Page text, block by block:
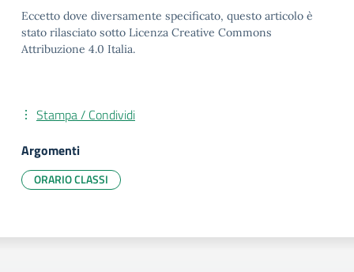
Eccetto dove diversamente specificato, questo articolo è
stato rilasciato sotto Licenza Creative Commons
Attribuzione 4.0 Italia.
Stampa / Condividi
Argomenti
ORARIO CLASSI